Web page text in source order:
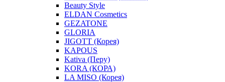
Beauty Style
ELDAN Cosmetics
GEZATONE
GLORIA
JIGOTT (Корея)
KAPOUS
Kativa (Перу)
KORA (КОРА)
LA MISO (Корея)